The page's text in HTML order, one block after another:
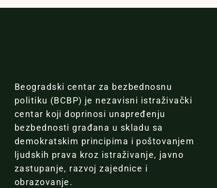
Beogradski centar za bezbednosnu
politiku (BCBP) je nezavisni istraživački
centar koji doprinosi unapređenju
bezbednosti građana u skladu sa
demokratskim principima i poštovanjem
ljudskih prava kroz istraživanje, javno
zastupanje, razvoj zajednice i
obrazovanje.